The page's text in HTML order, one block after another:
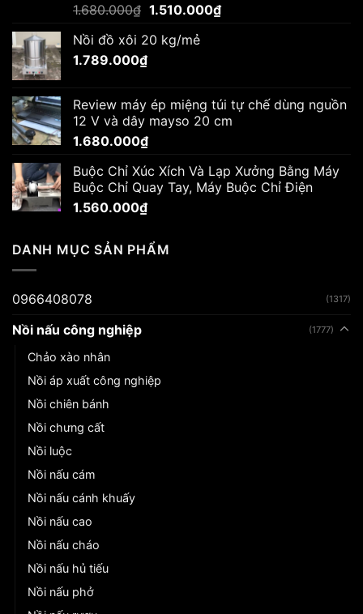
1.680.000₫ Giá
là:
1.510.000₫Giá
Nồi đồ xôi 20 kg/mẻ
1.789.000₫
Review máy ép miệng túi tự chế dùng nguồn
12 V và dây mayso 20 cm
1.680.000₫
Buộc Chỉ Xúc Xích Và Lạp Xưởng Bằng Máy
Buộc Chỉ Quay Tay, Máy Buộc Chỉ Điện
1.560.000₫
DANH MỤC SẢN PHẨM
0966408078 (1317)
Nồi nấu công nghiệp (1777)
Chảo xào nhân
Nồi áp xuất công nghiệp
Nồi chiên bánh
Nồi chưng cất
Nồi luộc
Nồi nấu cám
Nồi nấu cánh khuấy
Nồi nấu cao
Nồi nấu cháo
Nồi nấu hủ tiếu
Nồi nấu phở